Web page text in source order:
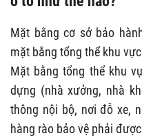
Mặt bằng cơ sở bảo
mặt bằng tổng thể khu
Mặt bằng tổng thể khu
dựng (nhà xưởng, nhà
thông nội bộ, nơi đỗ xe,
hàng rào bảo vệ phải